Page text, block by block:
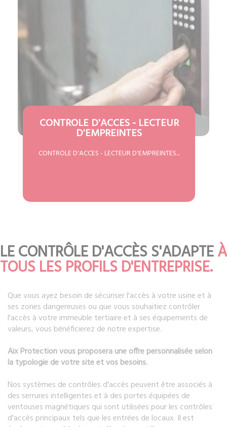
CONTROLE D'ACCES - LECTEUR
D'EMPREINTES
CONTROLE D'ACCES - LECTEUR D'EMPREINTES...
LE CONTRÔLE D'ACCÈS S'ADAPTEÀ
TOUS LES PROFILS D'ENTREPRISE.
Que vous ayez besoin de sécuriser l'accès à votre usine et à
ses zones dangereuses ou que vous souhaitiez contrôler
l'accès à votre immeuble tertiaire et à ses équipements de
valeurs, vous bénéficierez de notre expertise.
Aix Protection vous proposera une offre personnalisée selon
la typologie de votre site et vos besoins.
Nos systèmes de contrôles d'accès peuvent être associés à
des serrures intelligentes et à des portes équipées de
ventouses magnétiques qui sont utilisées pour les contrôles
d'accès principaux tels que les entrées de locaux. Il est